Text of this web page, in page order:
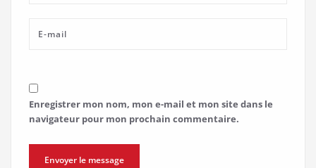
Enregistrer mon nom, mon e-mail et mon site dans le
navigateur pour mon prochain commentaire.